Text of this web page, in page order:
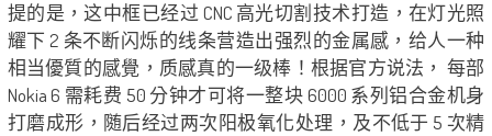
提的是，这中框已经过 CNC 高光切割技术打造，在灯光照
耀下 2 条不断闪烁的线条营造出强烈的金属感，给人一种
相当優質的感覺，质感真的一级棒！根据官方说法， 每部
Nokia 6 需耗费 50 分钟才可将一整块 6000 系列铝合金机身
打磨成形，随后经过两次阳极氧化处理，及不低于 5 次精